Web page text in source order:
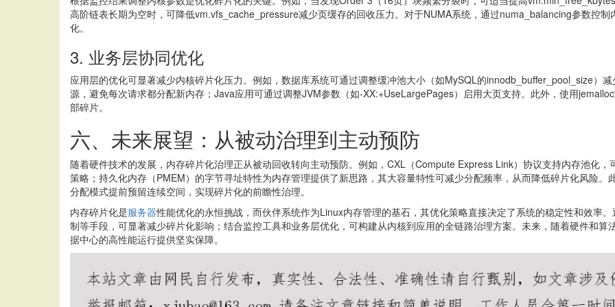
高阶链表长期为空时，可降低vm.vfs_cache_pressure减少页缓存的回收压力。对于NUMA系统，通过numa_balancing参数控
化。
3. 业务层协同优化
应用层的优化可显著减少内核碎片化压力。例如，数据库系统可通过调整缓冲池大小（如MySQL的innodb_buffer_pool_size）
源，避免每次请求都分配新内存；Java应用可通过调整JVM参数（如-XX:+UseLargePages）启用大页支持。此外，使用
部碎片。
六、未来展望：从被动治理到主动预防
随着硬件技术的发展，内存碎片化治理正从被动回收转向主动预防。例如，CXL（Compute Express Link）协议支持内存池化
策略；持久化内存（PMEM）的字节寻址特性为内存管理提供了新思路，其大容量特性可减少分配频率，从而降低碎片化风险
分配模式提前预留连续空间，实现碎片化的前瞻性治理。
内存碎片化是服务器性能优化的永恒挑战，而伙伴系统作为Linux内存管理的基石，其优化策略直接决定了系统的稳定性和效率
制等手段，可显著减少碎片化影响；结合监控工具和业务层优化，可构建从内核到应用的全链路治理方案。未来，随着硬件和
据中心的高性能运行提供坚实保障。